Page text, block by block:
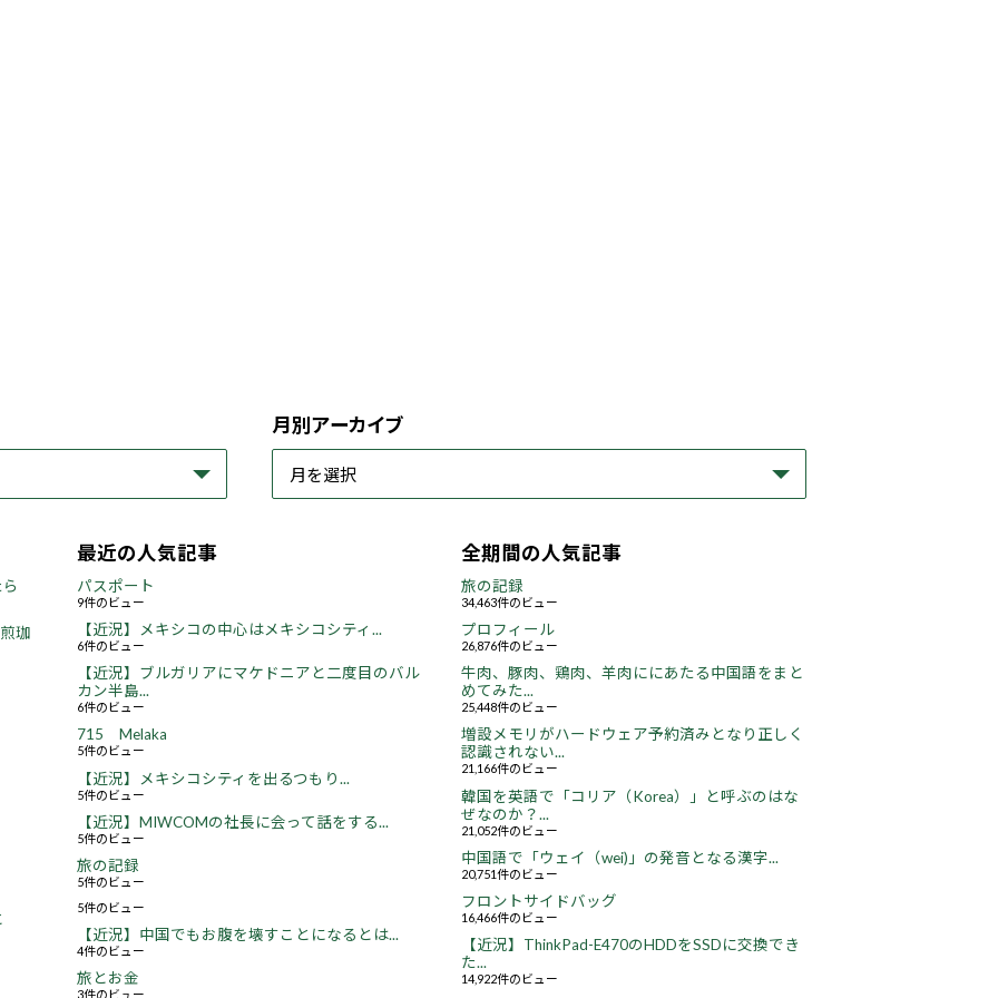
月別アーカイブ
珈
最近の人気記事
パスポート
9件のビュー
【近況】メキシコの中心はメキシコシティ...
6件のビュー
【近況】ブルガリアにマケドニアと二度目のバル
カン半島...
6件のビュー
715 Melaka
5件のビュー
【近況】メキシコシティを出るつもり...
5件のビュー
【近況】MIWCOMの社長に会って話をする...
5件のビュー
旅の記録
5件のビュー
5件のビュー
【近況】中国でもお腹を壊すことになるとは...
4件のビュー
旅とお金
3件のビュー
全期間の人気記事
旅の記録
34,463件のビュー
プロフィール
26,876件のビュー
牛肉、豚肉、鶏肉、羊肉ににあたる中国語をまと
めてみた...
25,448件のビュー
増設メモリがハードウェア予約済みとなり正しく
認識されない...
21,166件のビュー
韓国を英語で「コリア（Korea）」と呼ぶのはな
ぜなのか？...
21,052件のビュー
中国語で「ウェイ（wei)」の発音となる漢字...
20,751件のビュー
フロントサイドバッグ
16,466件のビュー
【近況】ThinkPad-E470のHDDをSSDに交換でき
た...
14,922件のビュー